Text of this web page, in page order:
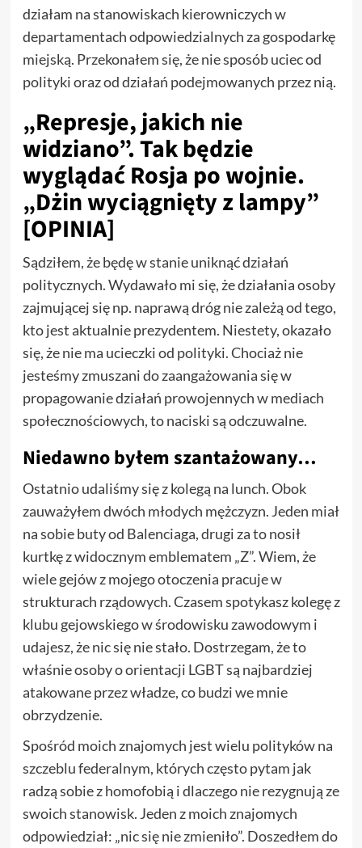
działam na stanowiskach kierowniczych w
departamentach odpowiedzialnych za gospodarkę
miejską. Przekonałem się, że nie sposób uciec od
polityki oraz od działań podejmowanych przez nią.
„Represje, jakich nie
widziano”. Tak będzie
wyglądać Rosja po wojnie.
„Dżin wyciągnięty z lampy”
[OPINIA]
Sądziłem, że będę w stanie uniknąć działań
politycznych. Wydawało mi się, że działania osoby
zajmującej się np. naprawą dróg nie zależą od tego,
kto jest aktualnie prezydentem. Niestety, okazało
się, że nie ma ucieczki od polityki. Chociaż nie
jesteśmy zmuszani do zaangażowania się w
propagowanie działań prowojennych w mediach
społecznościowych, to naciski są odczuwalne.
Niedawno byłem szantażowany…
Ostatnio udaliśmy się z kolegą na lunch. Obok
zauważyłem dwóch młodych mężczyzn. Jeden miał
na sobie buty od Balenciaga, drugi za to nosił
kurtkę z widocznym emblematem „Z”. Wiem, że
wiele gejów z mojego otoczenia pracuje w
strukturach rządowych. Czasem spotykasz kolegę z
klubu gejowskiego w środowisku zawodowym i
udajesz, że nic się nie stało. Dostrzegam, że to
właśnie osoby o orientacji LGBT są najbardziej
atakowane przez władze, co budzi we mnie
obrzydzenie.
Spośród moich znajomych jest wielu polityków na
szczeblu federalnym, których często pytam jak
radzą sobie z homofobią i dlaczego nie rezygnują ze
swoich stanowisk. Jeden z moich znajomych
odpowiedział: „nic się nie zmieniło”. Doszedłem do